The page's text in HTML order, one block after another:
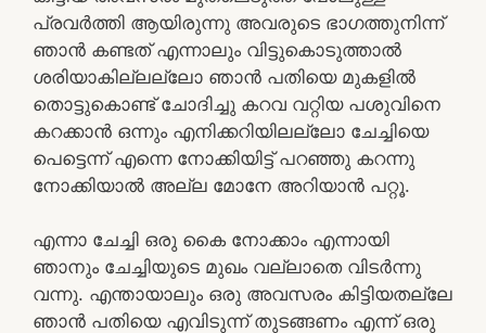
പ്രവർത്തി ആയിരുന്നു അവരുടെ ഭാഗത്തുനിന്ന്
ഞാൻ കണ്ടത് എന്നാലും വിട്ടുകൊടുത്താൽ
ശരിയാകില്ലല്ലോ ഞാൻ പതിയെ മുകളിൽ
തൊട്ടുകൊണ്ട് ചോദിച്ചു കറവ വറ്റിയ പശുവിനെ
കറക്കാൻ ഒന്നും എനിക്കറിയിലല്ലോ ചേച്ചിയെ
പെട്ടെന്ന് എന്നെ നോക്കിയിട്ട് പറഞ്ഞു കറന്നു
നോക്കിയാൽ അല്ല മോനേ അറിയാൻ പറ്റൂ.
എന്നാ ചേച്ചി ഒരു കൈ നോക്കാം എന്നായി
ഞാനും ചേച്ചിയുടെ മുഖം വല്ലാതെ വിടർന്നു
വന്നു. എന്തായാലും ഒരു അവസരം കിട്ടിയതല്ലേ
ഞാൻ പതിയെ എവിടുന്ന് തുടങ്ങണം എന്ന് ഒരു